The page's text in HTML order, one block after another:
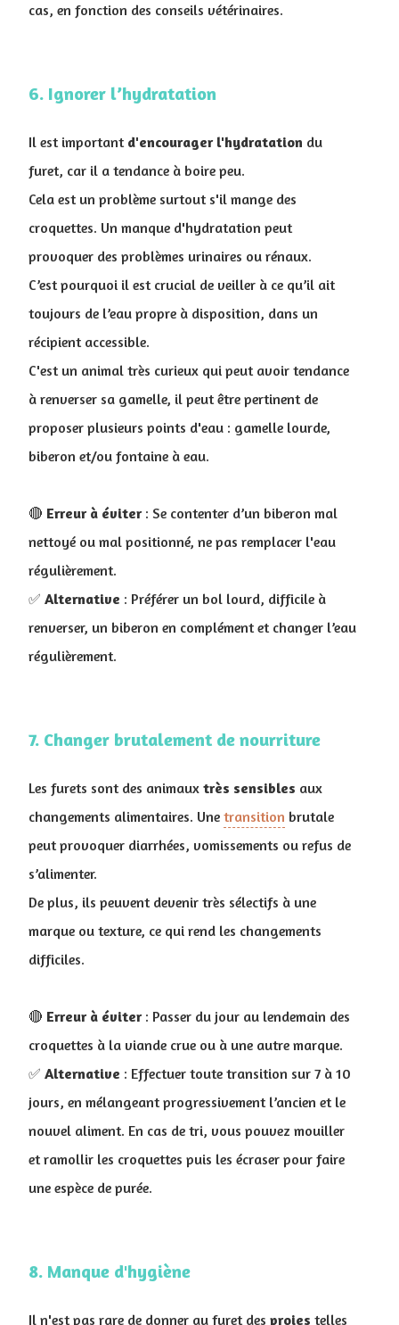
cas, en fonction des conseils vétérinaires.
6. Ignorer l’hydratation
Il est important d'encourager l'hydratation du
furet, car il a tendance à boire peu.
Cela est un problème surtout s'il mange des
croquettes. Un manque d'hydratation peut
provoquer des problèmes urinaires ou rénaux.
C’est pourquoi il est crucial de veiller à ce qu’il ait
toujours de l’eau propre à disposition, dans un
récipient accessible.
C'est un animal très curieux qui peut avoir tendance
à renverser sa gamelle, il peut être pertinent de
proposer plusieurs points d'eau : gamelle lourde,
biberon et/ou fontaine à eau.
🔴 Erreur à éviter: Se contenter d’un biberon mal
nettoyé ou mal positionné, ne pas remplacer l'eau
régulièrement.
✅ Alternative : Préférer un bol lourd, difficile à
renverser, un biberon en complément et changer l’eau
régulièrement.
7. Changer brutalement de nourriture
Les furets sont des animaux très sensibles aux
changements alimentaires. Une transition brutale
peut provoquer diarrhées, vomissements ou refus de
s’alimenter.
De plus, ils peuvent devenir très sélectifs à une
marque ou texture, ce qui rend les changements
difficiles.
🔴 Erreur à éviter: Passer du jour au lendemain des
croquettes à la viande crue ou à une autre marque.
✅ Alternative : Effectuer toute transition sur 7 à 10
jours, en mélangeant progressivement l’ancien et le
nouvel aliment. En cas de tri, vous pouvez mouiller
et ramollir les croquettes puis les écraser pour faire
une espèce de purée.
8. Manque d'hygiène
Il n'est pas rare de donner au furet des proies telles